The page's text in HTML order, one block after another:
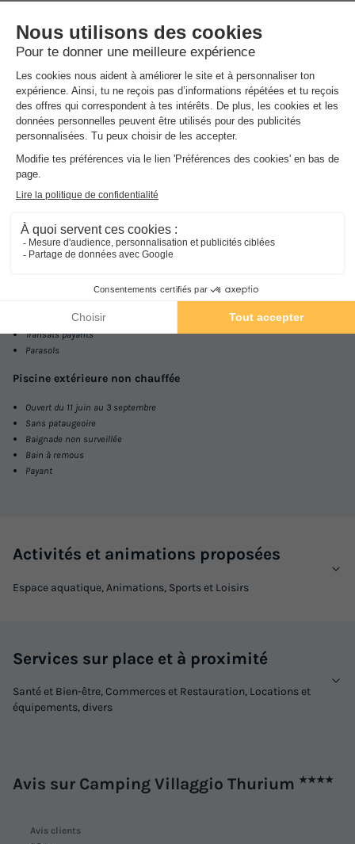
1/3
Profitez sur place d'une belle piscine (payante) avec pataugeoire et
bain bouillonnant (payant). Le tarif d'accès piscine est entre 30 et
90 euros par semaine et par famille de 4 personnes (en fonction de
Dansl'établissement
Transats payants
Parasols
Piscine extérieure non chauffée
Ouvert du 11 juin au 3 septembre
Sans pataugeoire
Baignade non surveillée
Bain à remous
Payant
Activités et animations proposées
Espace aquatique, Animations, Sports et Loisirs
Services sur place et à proximité
Santé et Bien-être, Commerces et Restauration, Locations et
équipements, divers
Avis sur Camping Villaggio Thurium ★★★★
Avis clients